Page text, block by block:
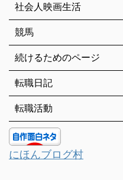
社会人映画生活
競馬
続けるためのページ
転職日記
転職活動
にほんブログ村